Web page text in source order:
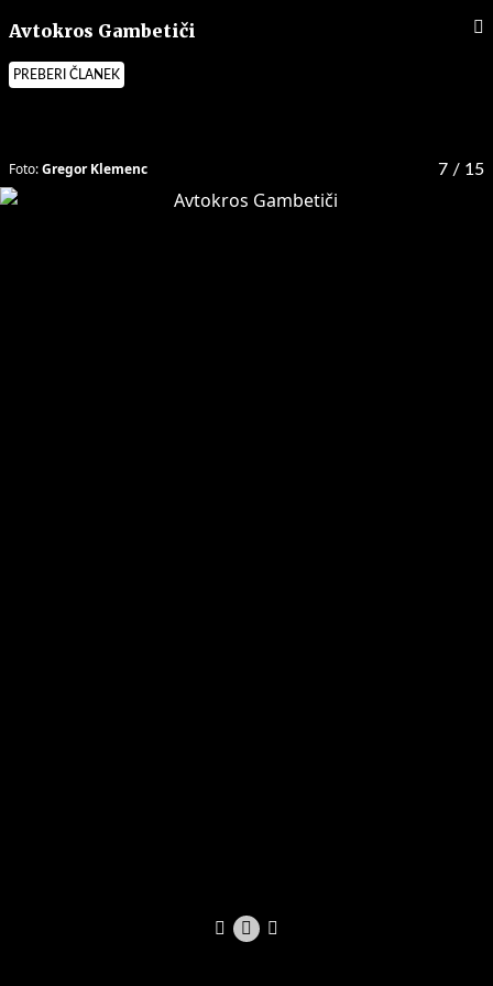
Avtokros Gambetiči
PREBERI ČLANEK
7 / 15
Foto:Gregor Klemenc